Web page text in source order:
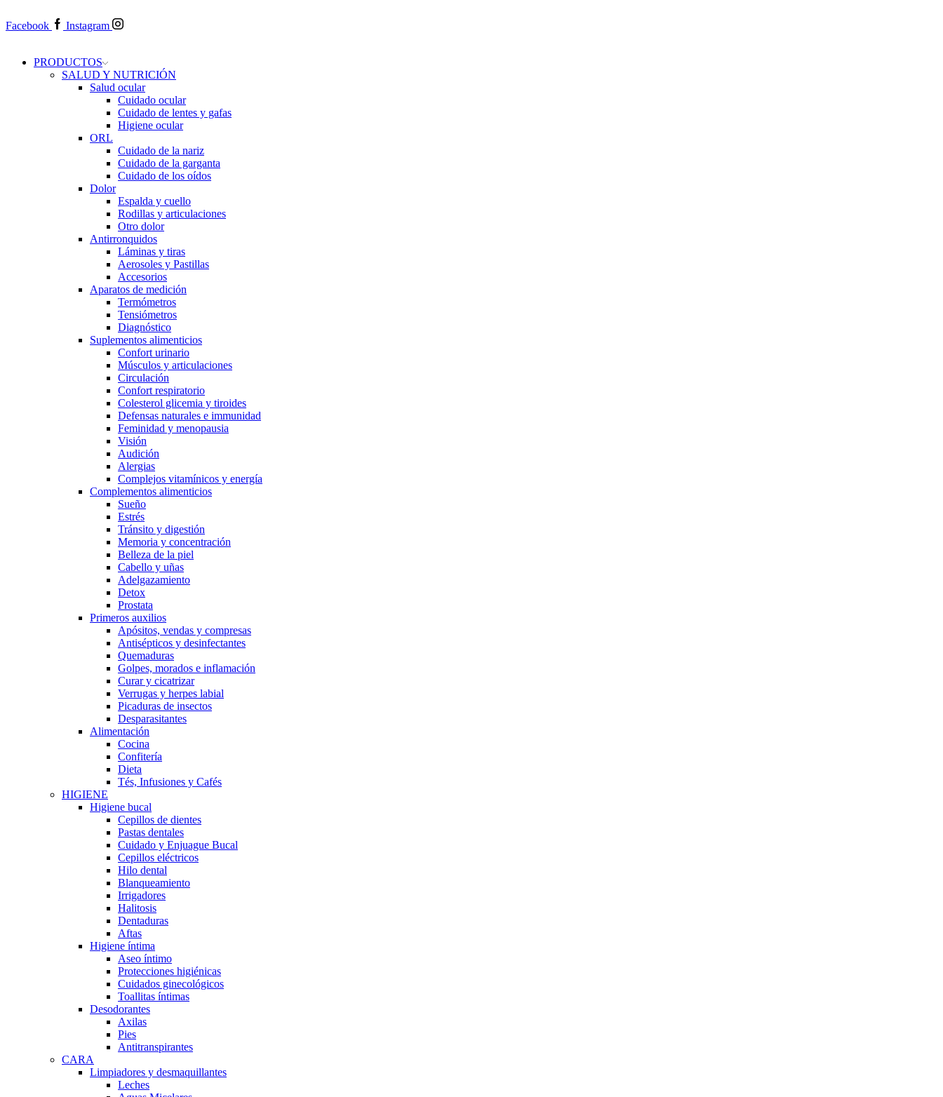
Facebook
Instagram
PRODUCTOS
SALUD Y NUTRICIÓN
Salud ocular
Cuidado ocular
Cuidado de lentes y gafas
Higiene ocular
ORL
​​Cuidado de la nariz
​​Cuidado de la garganta
​​Cuidado de los oídos
Dolor
Espalda y cuello
Rodillas y articulaciones
Otro dolor
Antirronquidos
Láminas y tiras
Aerosoles y Pastillas
Accesorios
Aparatos de medición
Termómetros
Tensiómetros
Diagnóstico
Suplementos alimenticios
Confort urinario
Músculos y articulaciones
Circulación
Confort respiratorio
Colesterol glicemia y tiroides
Defensas naturales e immunidad
Feminidad y menopausia
Visión
Audición
Alergias
Complejos vitamínicos y energía
Complementos alimenticios
Sueño
Estrés
Tránsito y digestión
Memoria y concentración
Belleza de la piel
Cabello y uñas
Adelgazamiento
Detox
Prostata
Primeros auxilios
Apósitos, vendas y compresas
Antisépticos y desinfectantes
Quemaduras
Golpes, morados e inflamación
Curar y cicatrizar
Verrugas y herpes labial
Picaduras de insectos
Desparasitantes
Alimentación
Cocina
Confitería
Dieta
Tés, Infusiones y Cafés
HIGIENE
Higiene bucal
Cepillos de dientes
Pastas dentales
Cuidado y Enjuague Bucal
Cepillos eléctricos
Hilo dental
Blanqueamiento
Irrigadores
Halitosis
Dentaduras
Aftas
Higiene íntima
Aseo íntimo
Protecciones higiénicas
Cuidados ginecológicos
Toallitas íntimas
Desodorantes
Axilas
Pies
Antitranspirantes
CARA
Limpiadores y desmaquillantes
Leches